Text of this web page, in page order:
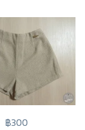
฿300